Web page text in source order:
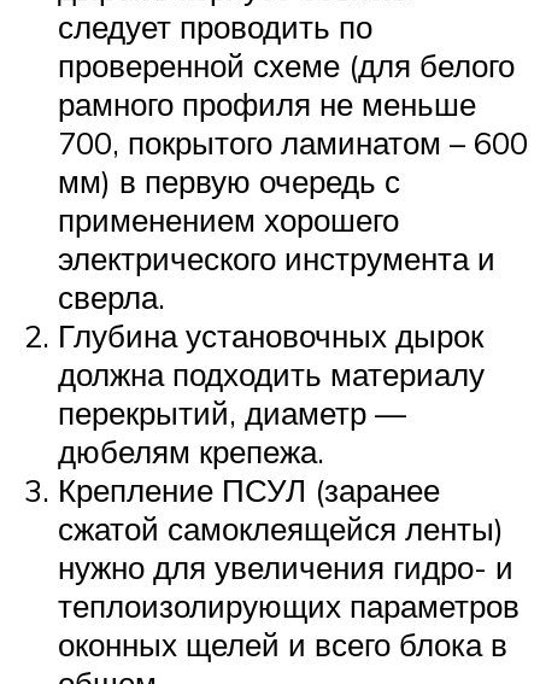
следует проводить по
проверенной схеме (для белого
рамного профиля не меньше
700, покрытого ламинатом – 600
мм) в первую очередь с
применением хорошего
электрического инструмента и
сверла.
Глубина установочных дырок
должна подходить материалу
перекрытий, диаметр —
дюбелям крепежа.
Крепление ПСУЛ (заранее
сжатой самоклеящейся ленты)
нужно для увеличения гидро- и
теплоизолирующих параметров
оконных щелей и всего блока в